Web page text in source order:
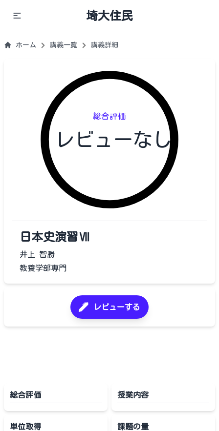
埼大住民
ホーム 講義一覧 講義詳細
総合評価
レビューなし
日本史演習Ⅶ
井上 智勝
教養学部専門
レビューする
総合評価 授業内容
単位取得 課題の量